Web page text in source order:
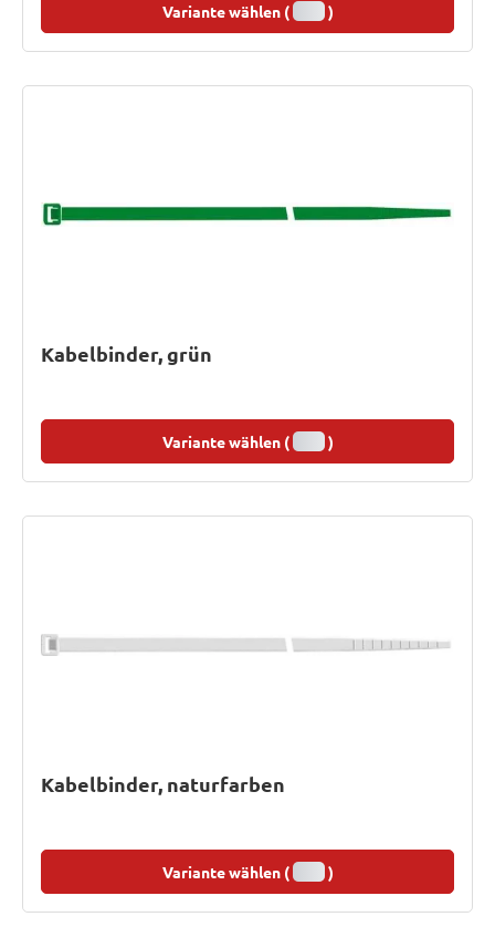
Variante wählen ( )
Kabelbinder, grün
Variante wählen ( )
Kabelbinder, naturfarben
Variante wählen ( )